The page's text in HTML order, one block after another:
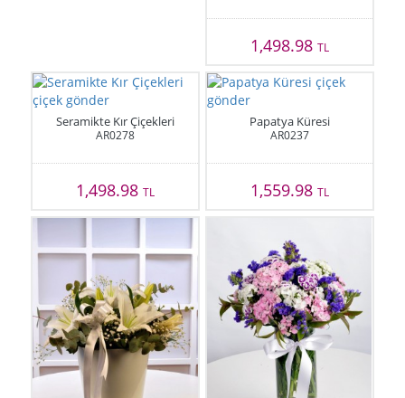
1,498.98 TL
Seramikte Kır Çiçekleri
AR0278
1,498.98TL
Papatya Küresi
AR0237
1,559.98 TL